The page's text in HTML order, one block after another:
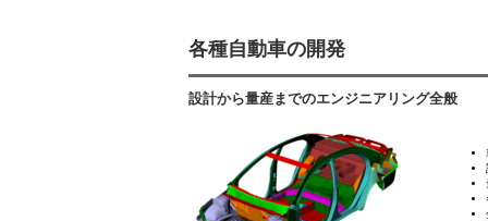
各種自動車の開発
設計から量産までのエンジニアリング全般